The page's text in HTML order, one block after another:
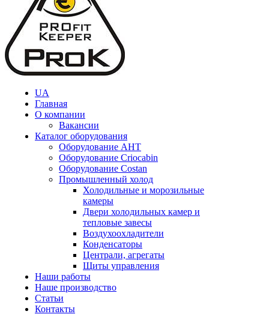
UA
Главная
О компании
Вакансии
Каталог оборудования
Оборудование AHT
Оборудование Criocabin
Оборудование Costan
Промышленный холод
Холодильные и морозильные
камеры
Двери холодильных камер и
тепловые завесы
Воздухоохладители
Конденсаторы
Централи, агрегаты
Щиты управления
Наши работы
Наше производство
Статьи
Контакты